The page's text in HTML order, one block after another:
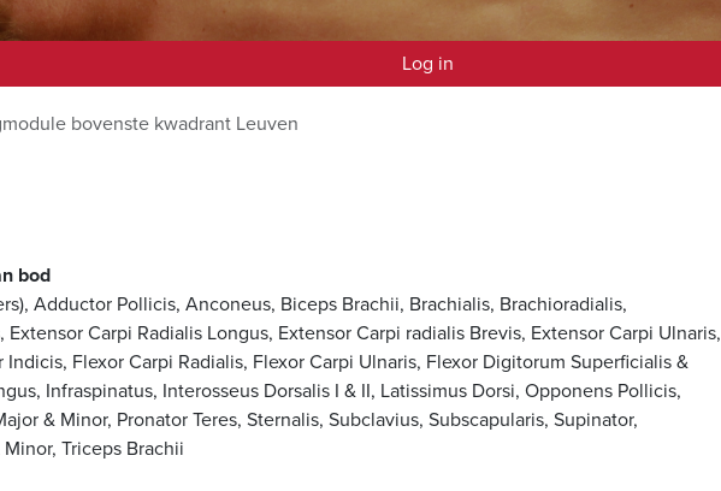
Log in
bovenste kwadrant Leuven
bod
Adductor Pollicis, Anconeus, Biceps Brachii, Brachialis, Brachioradialis,
Carpi Radialis Longus, Extensor Carpi radialis Brevis, Extensor Carpi Ulnaris,
Flexor Carpi Radialis, Flexor Carpi Ulnaris, Flexor Digitorum Superficialis &
Infraspinatus, Interosseus Dorsalis I & II, Latissimus Dorsi, Opponens Pollicis,
& Minor, Pronator Teres, Sternalis, Subclavius, Subscapularis, Supinator,
Triceps Brachii